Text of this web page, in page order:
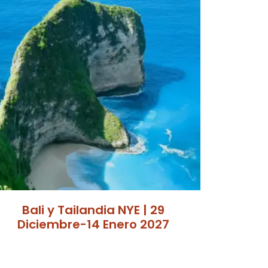
Bali y Tailandia NYE | 29
Diciembre-14 Enero 2027